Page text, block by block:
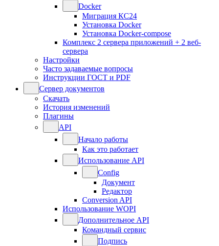
Docker
Миграция КС24
Установка Docker
Установка Docker-compose
Комплекс 2 сервера приложений + 2 веб-
сервера
Настройки
Часто задаваемые вопросы
Инструкции ГОСТ и PDF
Сервер документов
Скачать
История изменений
Плагины
API
Начало работы
Как это работает
Использование API
Config
Документ
Редактор
Conversion API
Использование WOPI
Дополнительное API
Командный сервис
Подпись